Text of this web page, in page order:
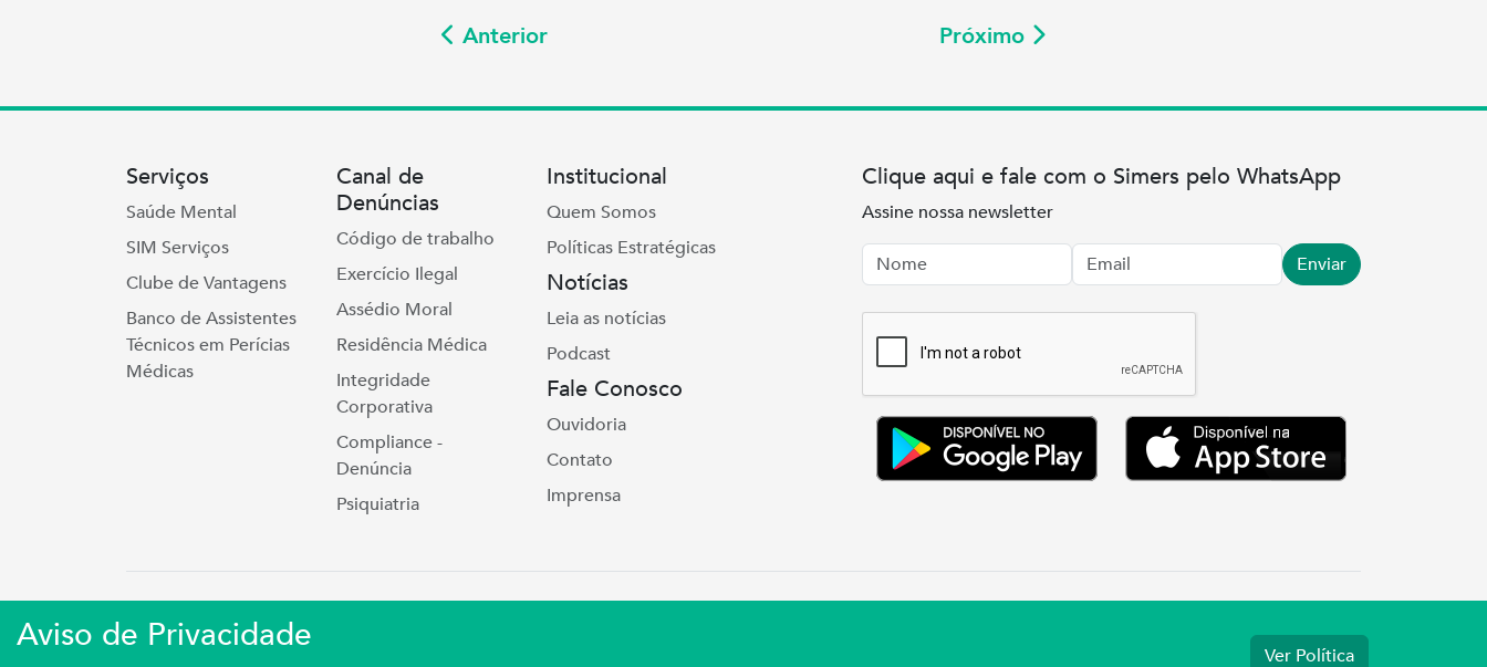
Anterior Próximo
Aviso de Privacidade Ver Política
Serviços
Saúde Mental
SIM Serviços
Clube de Vantagens
Banco de Assistentes
Técnicos em Perícias
Médicas
Canal de
Denúncias
Código de trabalho
Exercício Ilegal
Assédio Moral
Residência Médica
Integridade
Corporativa
Compliance -
Denúncia
Psiquiatria
Institucional
Quem Somos
Políticas Estratégicas
Notícias
Leia as notícias
Podcast
Fale Conosco
Ouvidoria
Contato
Imprensa
Clique aqui e fale com o Simers pelo WhatsApp
Assine nossa newsletter
Nome
Email Enviar
Simers © 2023 | Rua Coronel Corte Real, 975 Petrópolis | Porto Alegre | (51) 3027.3737
Sindicato Médico Do Rio Grande Do Sul – CNPJ 92.990.498/0001-03